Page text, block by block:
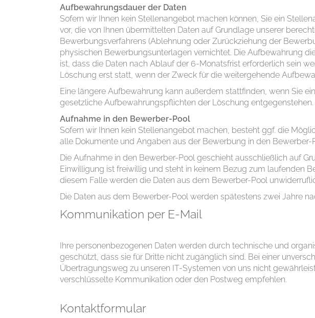
Aufbewahrungsdauer der Daten
Sofern wir Ihnen kein Stellenangebot machen können, Sie ein
vor, die von Ihnen übermittelten Daten auf Grundlage unserer
Bewerbungsverfahrens (Ablehnung oder Zurückziehung der
physischen Bewerbungsunterlagen vernichtet. Die Aufbewahrung
ist, dass die Daten nach Ablauf der 6-Monatsfrist erforderlich sein
Löschung erst statt, wenn der Zweck für die weitergehende
Eine längere Aufbewahrung kann außerdem stattfinden, wenn Sie
gesetzliche Aufbewahrungspflichten der Löschung entgegenstehen.
Aufnahme in den Bewerber-Pool
Sofern wir Ihnen kein Stellenangebot machen, besteht ggf. die
alle Dokumente und Angaben aus der Bewerbung in den
Die Aufnahme in den Bewerber-Pool geschieht ausschließlich auf
Einwilligung ist freiwillig und steht in keinem Bezug zum laufenden
diesem Falle werden die Daten aus dem Bewerber-Pool
Die Daten aus dem Bewerber-Pool werden spätestens zwei Jahre
Kommunikation per E-Mail
Ihre personenbezogenen Daten werden durch technische und
geschützt, dass sie für Dritte nicht zugänglich sind. Bei einer
Übertragungsweg zu unseren IT-Systemen von uns nicht
verschlüsselte Kommunikation oder den Postweg empfehlen.
Kontaktformular